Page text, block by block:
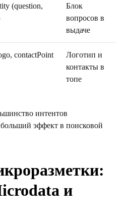
(question,
Блок
вопросов в
выдаче
contactPoint
Логотип и
контакты в
топе
интентов
эффект в поисковой
и